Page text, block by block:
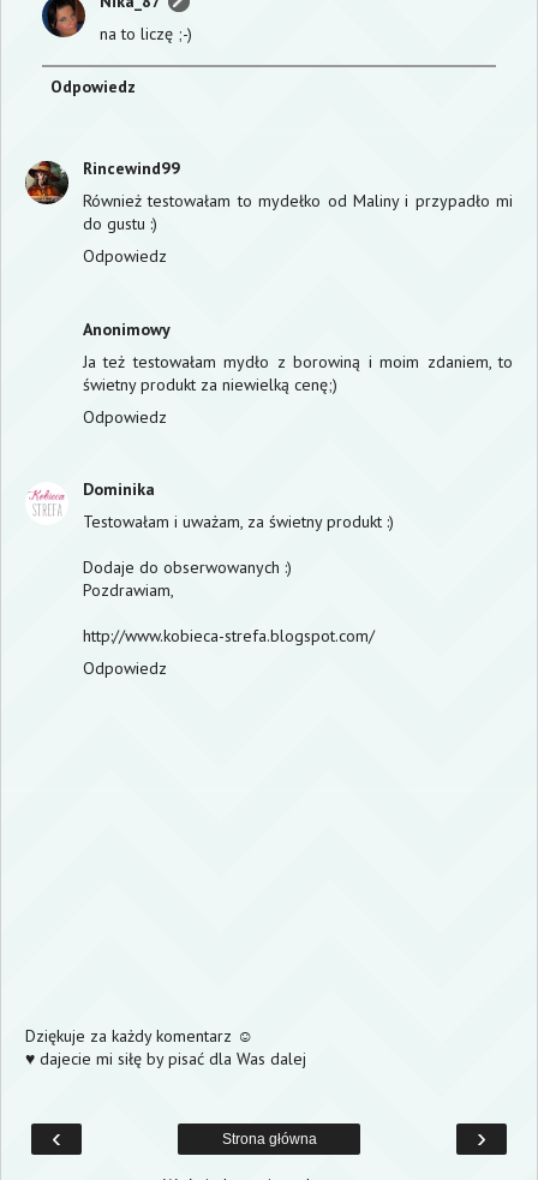
na to liczę ;-)
Odpowiedz
Rincewind99
Również testowałam to mydełko od Maliny i przypadło mi
do gustu :)
Odpowiedz
Anonimowy
Ja też testowałam mydło z borowiną i moim zdaniem, to
świetny produkt za niewielką cenę;)
Odpowiedz
Dominika
Testowałam i uważam, za świetny produkt :)
Dodaje do obserwowanych :)
Pozdrawiam,
http://www.kobieca-strefa.blogspot.com/
Odpowiedz
Dziękuje za każdy komentarz ☺
♥ dajecie mi siłę by pisać dla Was dalej
‹ ›
Strona główna